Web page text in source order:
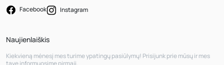
Facebook Instagram
Naujienlaiškis
Kiekvieną mėnesį mes turime ypatingų pasiūlymų! Prisijunk prie mūsų ir mes
tave informuosime pirmąjį.